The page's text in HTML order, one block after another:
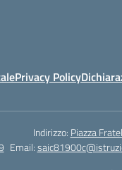
Privacy Policy
Indirizzo: Piazza
Email: